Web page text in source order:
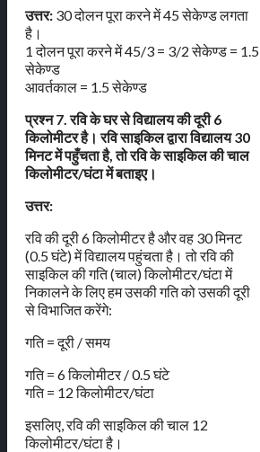
उत्तर: 30 दोलन पूरा करने में 45 सेकेण्ड लगता
है।
1 दोलन पूरा करने में 45/3 = 3/2 सेकेण्ड = 1.5
सेकेण्ड
आवर्तकाल = 1.5 सेकेण्ड
प्रश्न 7. रवि के घर से विद्यालय की दूरी 6
किलोमीटर है। रवि साइकिल द्वारा विद्यालय 30
मिनट में पहुँचता है, तो रवि के साइकिल की चाल
किलोमीटर/घंटा में बताइए।
उत्तर:
रवि की दूरी 6 किलोमीटर है और वह 30 मिनट
(0.5 घंटे) में विद्यालय पहुंचता है। तो रवि की
साइकिल की गति (चाल) किलोमीटर/घंटा में
निकालने के लिए हम उसकी गति को उसकी दूरी
से विभाजित करेंगे:
गति = दूरी / समय
गति = 6 किलोमीटर / 0.5 घंटे
गति = 12 किलोमीटर/घंटा
इसलिए, रवि की साइकिल की चाल 12
किलोमीटर/घंटा है।